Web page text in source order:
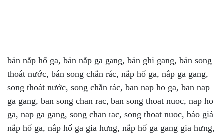
bán nắp hố ga, bán nắp ga gang, bán ghi gang, bán song
thoát nước, bán song chắn rác, nắp hố ga, nắp ga gang,
song thoát nước, song chắn rác, ban nap ho ga, ban nap
ga gang, ban song chan rac, ban song thoat nuoc, nap ho
ga, nap ga gang, song chan rac, song thoat nuoc, báo giá
nắp hố ga, nắp hố ga gia hưng, nắp hố ga gang gia hưng,